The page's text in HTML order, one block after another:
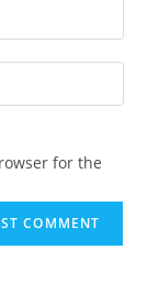
for the